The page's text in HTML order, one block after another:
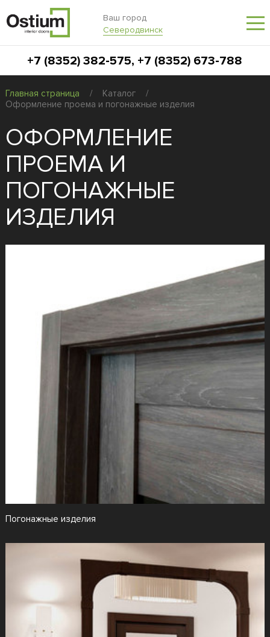
Ваш город
Северодвинск
+7 (8352) 382-575, +7 (8352) 673-788
Главная страница / Каталог
/
Оформление проема и погонажные изделия
ОФОРМЛЕНИЕ
ПРОЕМА И
ПОГОНАЖНЫЕ
ИЗДЕЛИЯ
Погонажные изделия